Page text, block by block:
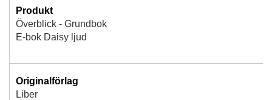
Produkt
Överblick - Grundbok
E-bok Daisy ljud
Originalförlag
Liber